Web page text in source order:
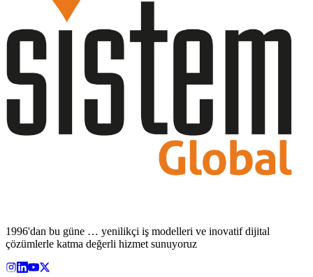
1996'dan bu güne … yenilikçi iş modelleri ve inovatif dijital
çözümlerle katma değerli hizmet sunuyoruz